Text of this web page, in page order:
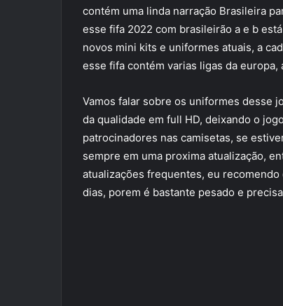
contém uma linda narração Brasileira
esse fifa 2022 com brasileirão a e b
novos mini kits e uniformes atuais, a
esse fifa contém varias ligas da europa,
Vamos falar sobre os uniformes desse
da qualidade em full HD, deixando o
patrocinadores nas camisetas, se
sempre em uma proxima atualização,
atualizações frequentes, eu
dias, porem é bastante pesado e